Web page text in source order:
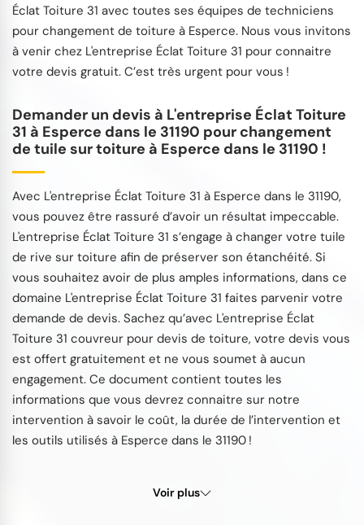
Éclat Toiture 31 avec toutes ses équipes de techniciens
pour changement de toiture à Esperce. Nous vous invitons
à venir chez L'entreprise Éclat Toiture 31 pour connaitre
votre devis gratuit. C’est très urgent pour vous !
Demander un devis à L'entreprise Éclat Toiture
31 à Esperce dans le 31190 pour changement
de tuile sur toiture à Esperce dans le 31190 !
Avec L'entreprise Éclat Toiture 31 à Esperce dans le 31190,
vous pouvez être rassuré d’avoir un résultat impeccable.
L'entreprise Éclat Toiture 31 s’engage à changer votre tuile
de rive sur toiture afin de préserver son étanchéité. Si
vous souhaitez avoir de plus amples informations, dans ce
domaine L'entreprise Éclat Toiture 31 faites parvenir votre
demande de devis. Sachez qu’avec L'entreprise Éclat
Toiture 31 couvreur pour devis de toiture, votre devis vous
est offert gratuitement et ne vous soumet à aucun
engagement. Ce document contient toutes les
informations que vous devrez connaitre sur notre
intervention à savoir le coût, la durée de l’intervention et
les outils utilisés à Esperce dans le 31190 !
Voir plus